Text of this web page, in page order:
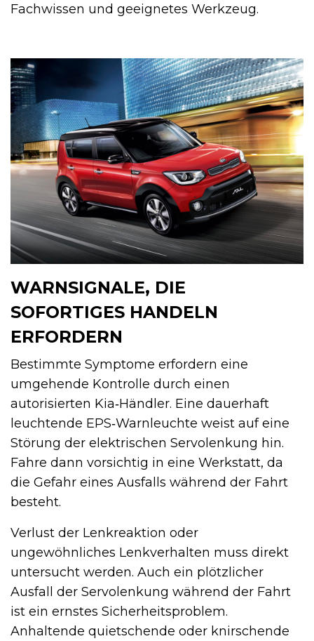
Fachwissen und geeignetes Werkzeug.
WARNSIGNALE, DIE
SOFORTIGES HANDELN
ERFORDERN
Bestimmte Symptome erfordern eine
umgehende Kontrolle durch einen
autorisierten Kia‑Händler. Eine dauerhaft
leuchtende EPS‑Warnleuchte weist auf eine
Störung der elektrischen Servolenkung hin.
Fahre dann vorsichtig in eine Werkstatt, da
die Gefahr eines Ausfalls während der Fahrt
besteht.
Verlust der Lenkreaktion oder
ungewöhnliches Lenkverhalten muss direkt
untersucht werden. Auch ein plötzlicher
Ausfall der Servolenkung während der Fahrt
ist ein ernstes Sicherheitsproblem.
Anhaltende quietschende oder knirschende